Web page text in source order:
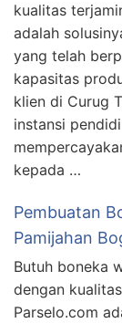
kualitas
adalah
yang telah
kapasitas
klien di Curug
instansi
kepada …
Pembuatan
Pamijahan
Butuh boneka
dengan
Parselo.com